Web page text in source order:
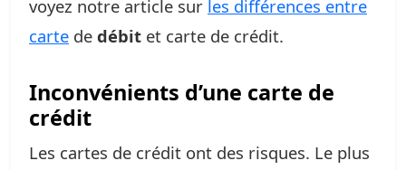
voyez notre article sur les différences entre
carte de débit et carte de crédit.
Inconvénients d’une carte de
crédit
Les cartes de crédit ont des risques. Le plus